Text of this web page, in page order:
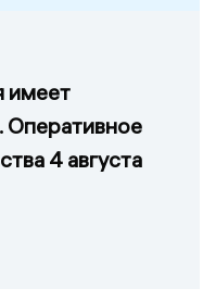
имеет
Оперативное
4 августа